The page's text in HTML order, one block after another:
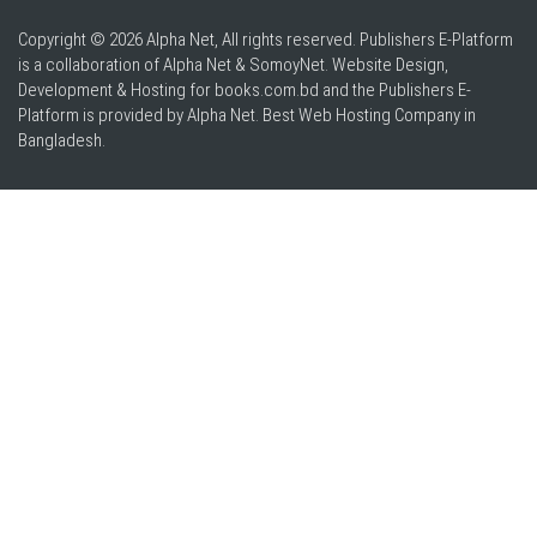
Copyright © 2026 Alpha Net, All rights reserved. Publishers E-Platform
is a collaboration of Alpha Net & SomoyNet. Website Design,
Development & Hosting for books.com.bd and the Publishers E-
Platform is provided by Alpha Net. BestWeb Hosting Company in
Bangladesh.